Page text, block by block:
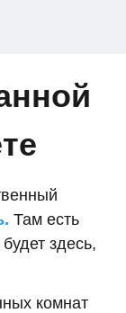
Там есть
здесь,
комнат